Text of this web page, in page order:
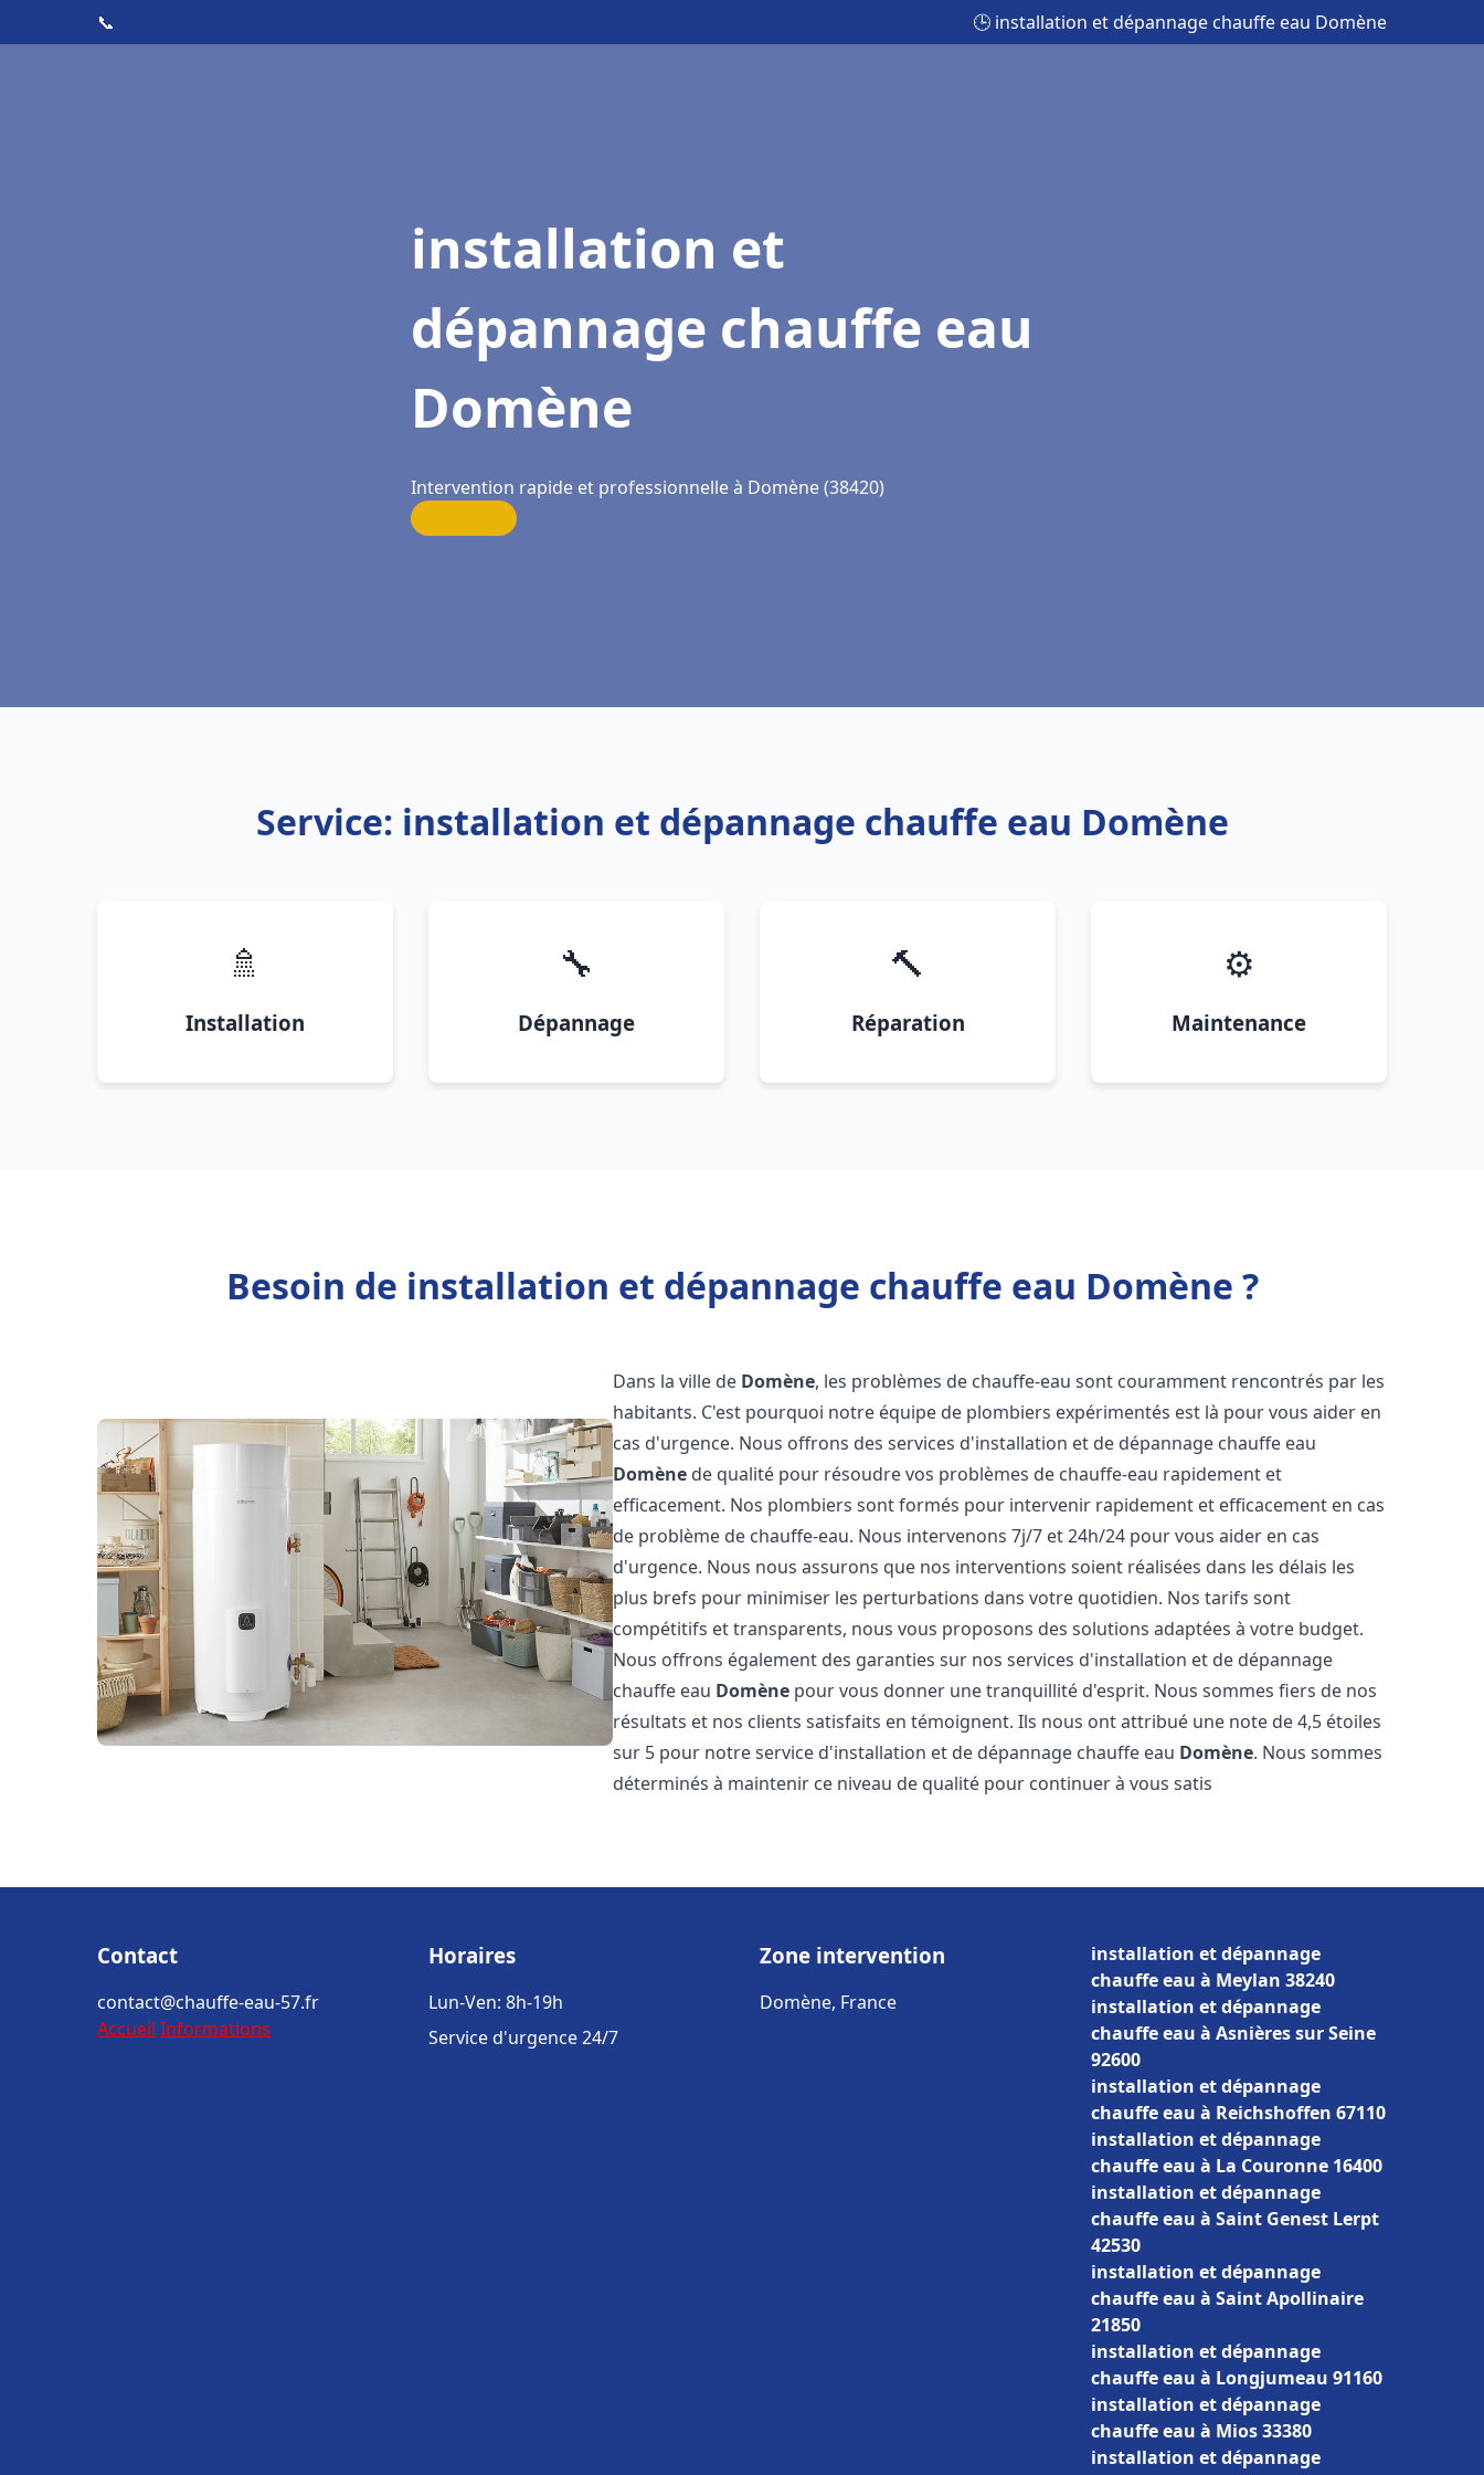
📞 🕒 installation et dépannage chauffe eau Domène
installation et
dépannage chauffe eau
Domène
Intervention rapide et professionnelle à Domène (38420)
Service: installation et dépannage chauffe eau Domène
🚿
Installation
🔧
Dépannage
🔨
Réparation
⚙️
Maintenance
Besoin de installation et dépannage chauffe eau Domène ?
Dans la ville de Domène, les problèmes de chauffe-eau sont couramment rencontrés par les
habitants. C'est pourquoi notre équipe de plombiers expérimentés est là pour vous aider en
cas d'urgence. Nous offrons des services d'installation et de dépannage chauffe eau
Domène de qualité pour résoudre vos problèmes de chauffe-eau rapidement et
efficacement. Nos plombiers sont formés pour intervenir rapidement et efficacement en cas
de problème de chauffe-eau. Nous intervenons 7j/7 et 24h/24 pour vous aider en cas
d'urgence. Nous nous assurons que nos interventions soient réalisées dans les délais les
plus brefs pour minimiser les perturbations dans votre quotidien. Nos tarifs sont
compétitifs et transparents, nous vous proposons des solutions adaptées à votre budget.
Nous offrons également des garanties sur nos services d'installation et de dépannage
chauffe eau Domène pour vous donner une tranquillité d'esprit. Nous sommes fiers de nos
résultats et nos clients satisfaits en témoignent. Ils nous ont attribué une note de 4,5 étoiles
sur 5 pour notre service d'installation et de dépannage chauffe eau Domène. Nous sommes
déterminés à maintenir ce niveau de qualité pour continuer à vous satis
Contact
contact@chauffe-eau-57.fr
Accueil Informations
Horaires
Lun-Ven: 8h-19h
Service d'urgence 24/7
Zone intervention
Domène, France
installation et dépannage
chauffe eau à Meylan 38240
installation et dépannage
chauffe eau à Asnières sur Seine
92600
installation et dépannage
chauffe eau à Reichshoffen 67110
installation et dépannage
chauffe eau à La Couronne 16400
installation et dépannage
chauffe eau à Saint Genest Lerpt
42530
installation et dépannage
chauffe eau à Saint Apollinaire
21850
installation et dépannage
chauffe eau à Longjumeau 91160
installation et dépannage
chauffe eau à Mios 33380
installation et dépannage